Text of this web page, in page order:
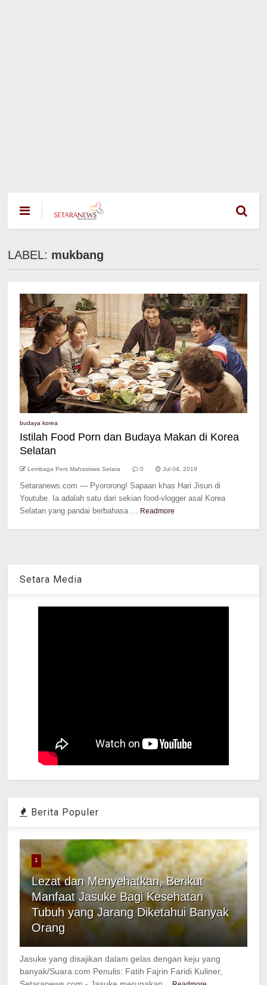
LABEL: mukbang
budaya korea
Istilah Food Porn dan Budaya Makan di Korea
Selatan
Lembaga Pers Mahasiswa Setara 0 Jul 04, 2019
Setaranews.com — Pyororong! Sapaan khas Hari Jisun di
Youtube. Ia adalah satu dari sekian food-vlogger asal Korea
Selatan yang pandai berbahasa ... Readmore
Setara Media
Berita Populer
1
Lezat dan Menyehatkan, Berikut
Manfaat Jasuke Bagi Kesehatan
Tubuh yang Jarang Diketahui Banyak
Orang
Jasuke yang disajikan dalam gelas dengan keju yang
banyak/Suara.com Penulis: Fatih Fajrin Faridi Kuliner,